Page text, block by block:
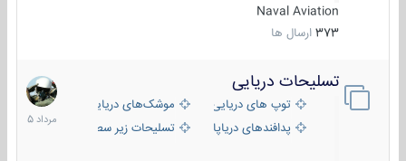
Naval Aviation
373 ارسال ها
تسلیحات دریایی
توپ های دریایی
موشک‌های دریایی
پدافندهای دریاپایه
تسلیحات زیر سطحی
2
مرداد
1405